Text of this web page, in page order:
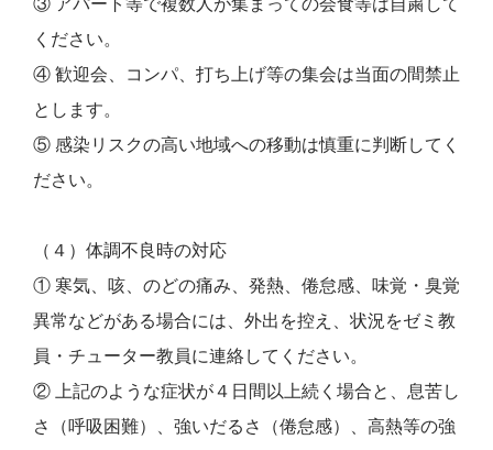
③ アパート等で複数人が集まっての会食等は自粛して
ください。
④ 歓迎会、コンパ、打ち上げ等の集会は当面の間禁止
とします。
⑤ 感染リスクの高い地域への移動は慎重に判断してく
ださい。
（４）体調不良時の対応
① 寒気、咳、のどの痛み、発熱、倦怠感、味覚・臭覚
異常などがある場合には、外出を控え、状況をゼミ教
員・チューター教員に連絡してください。
② 上記のような症状が４日間以上続く場合と、息苦し
さ（呼吸困難）、強いだるさ（倦怠感）、高熱等の強